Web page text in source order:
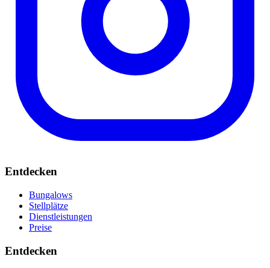
Entdecken
Bungalows
Stellplätze
Dienstleistungen
Preise
Entdecken